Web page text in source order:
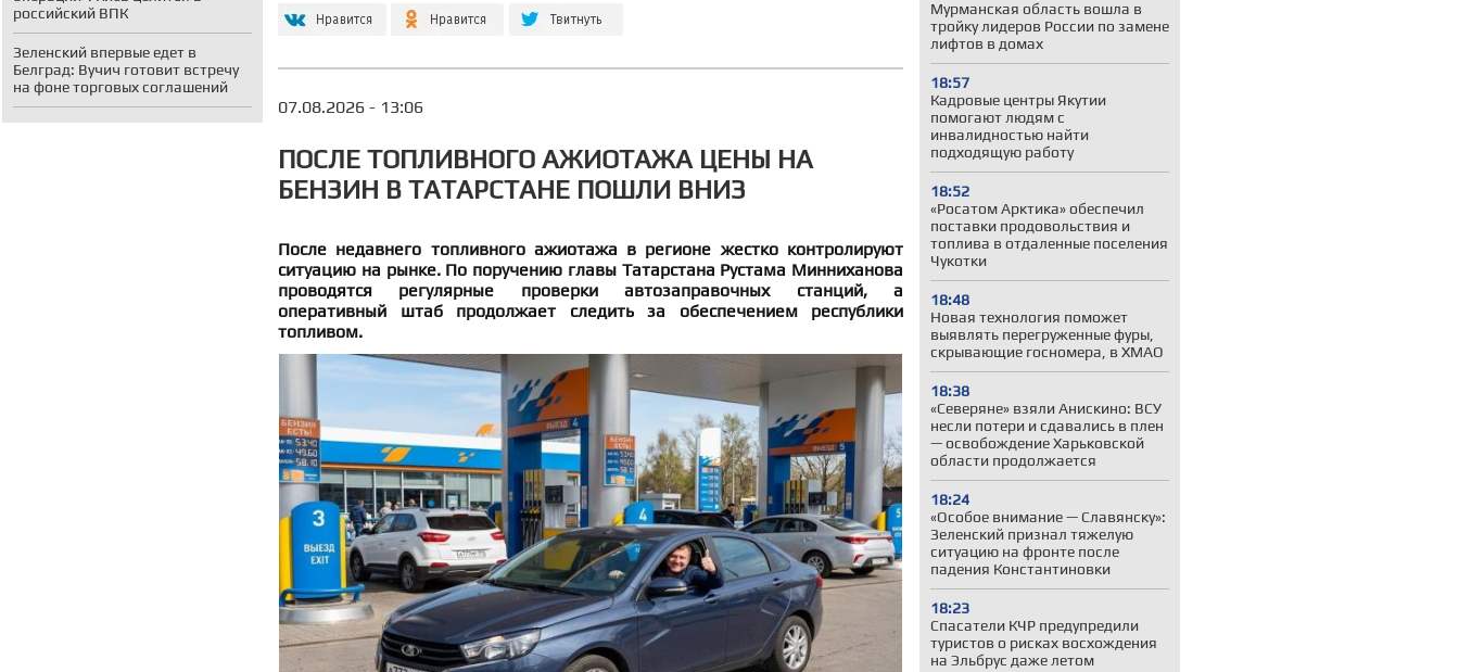
российский ВПК
Зеленский впервые едет в
Белград: Вучич готовит встречу
на фоне торговых соглашений
Мурманская область вошла в
тройку лидеров России по замене
лифтов в домах
18:57
Кадровые центры Якутии
помогают людям с
инвалидностью найти
подходящую работу
18:52
«Росатом Арктика» обеспечил
поставки продовольствия и
топлива в отдаленные поселения
Чукотки
18:48
Новая технология поможет
выявлять перегруженные фуры,
скрывающие госномера, в ХМАО
18:38
«Северяне» взяли Анискино: ВСУ
несли потери и сдавались в плен
— освобождение Харьковской
области продолжается
18:24
«Особое внимание — Славянску»:
Зеленский признал тяжелую
ситуацию на фронте после
падения Константиновки
18:23
Спасатели КЧР предупредили
туристов о рисках восхождения
на Эльбрус даже летом
07.08.2026 - 13:06
ПОСЛЕ ТОПЛИВНОГО АЖИОТАЖА ЦЕНЫ НА
БЕНЗИН В ТАТАРСТАНЕ ПОШЛИ ВНИЗ
После недавнего топливного ажиотажа в регионе жестко контролируют
ситуацию на рынке. По поручению главы Татарстана Рустама Минниханова
проводятся регулярные проверки автозаправочных станций, а
оперативный штаб продолжает следить за обеспечением республики
топливом.